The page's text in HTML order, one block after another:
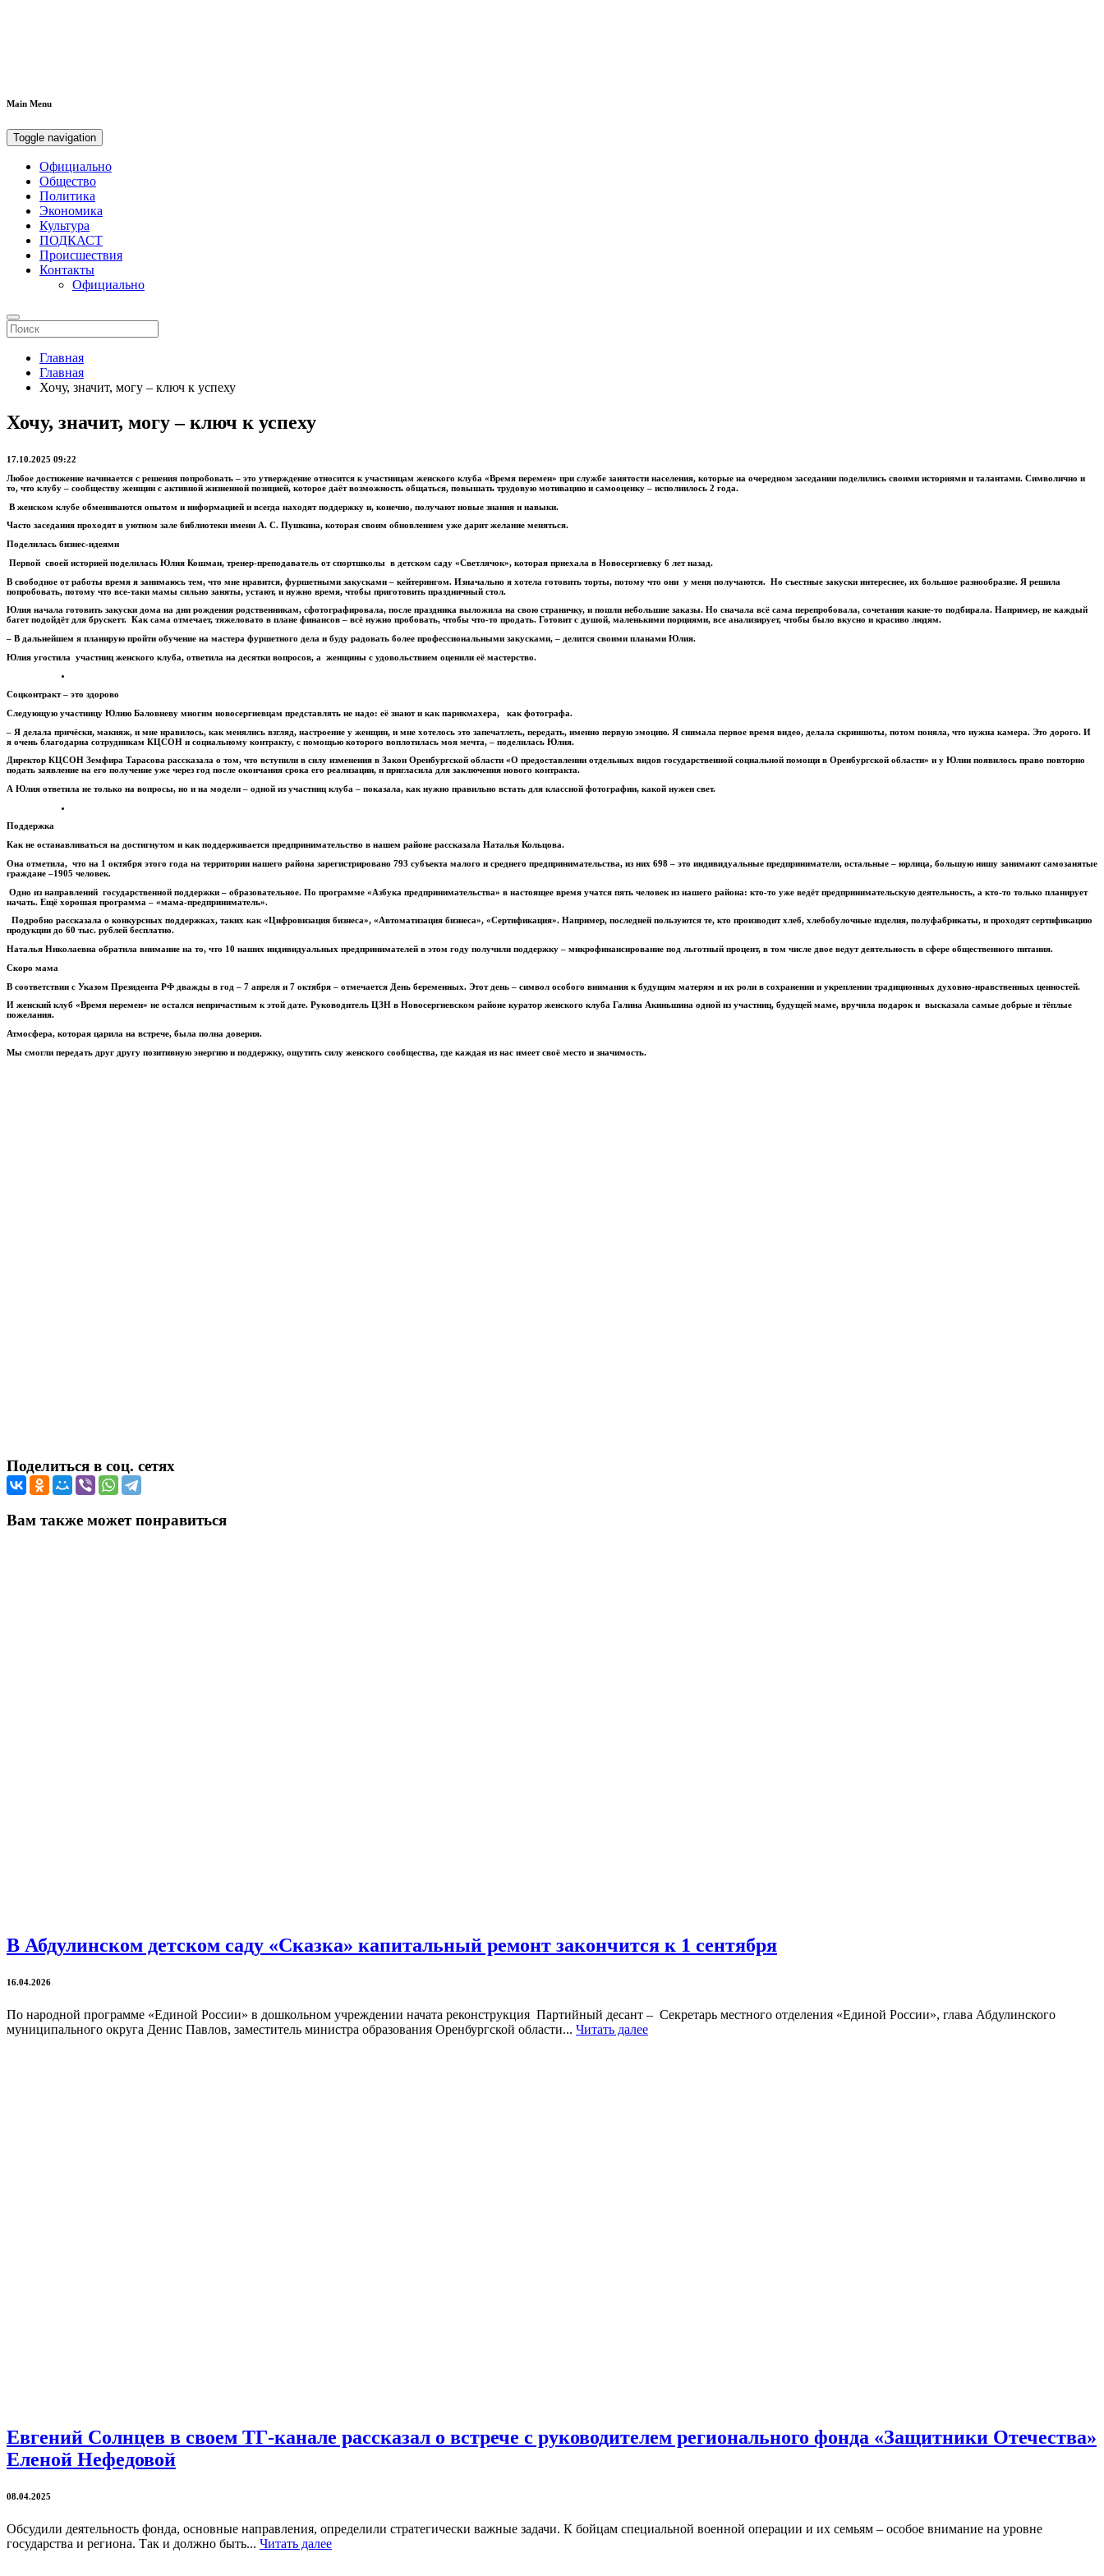
Main Menu
Toggle navigation
Официально
Общество
Политика
Экономика
Культура
ПОДКАСТ
Происшествия
Контакты
Официально
Главная
Главная
Хочу, значит, могу – ключ к успеху
Хочу, значит, могу – ключ к успеху
17.10.2025 09:22
Любое достижение начинается с решения попробовать – это утверждение относится к участницам женского клуба «Время перемен» при службе занятости населения, которые на очередном заседании поделились своими историями и талантами. Символично и
то, что клубу – сообществу женщин с активной жизненной позицией, которое даёт возможность общаться, повышать трудовую мотивацию и самооценку – исполнилось 2 года.
В женском клубе обмениваются опытом и информацией и всегда находят поддержку и, конечно, получают новые знания и навыки.
Часто заседания проходят в уютном зале библиотеки имени А. С. Пушкина, которая своим обновлением уже дарит желание меняться.
Поделилась бизнес-идеями
Первой своей историей поделилась Юлия Кошман, тренер-преподаватель от спортшколы в детском саду «Светлячок», которая приехала в Новосергиевку 6 лет назад.
В свободное от работы время я занимаюсь тем, что мне нравится, фуршетными закусками – кейтерингом. Изначально я хотела готовить торты, потому что они у меня получаются. Но съестные закуски интереснее, их большое разнообразие. Я решила
попробовать, потому что все-таки мамы сильно заняты, устают, и нужно время, чтобы приготовить праздничный стол.
Юлия начала готовить закуски дома на дни рождения родственникам, сфотографировала, после праздника выложила на свою страничку, и пошли небольшие заказы. Но сначала всё сама перепробовала, сочетания какие-то подбирала. Например, не каждый
багет подойдёт для брускетт. Как сама отмечает, тяжеловато в плане финансов – всё нужно пробовать, чтобы что-то продать. Готовит с душой, маленькими порциями, все анализирует, чтобы было вкусно и красиво людям.
– В дальнейшем я планирую пройти обучение на мастера фуршетного дела и буду радовать более профессиональными закусками, – делится своими планами Юлия.
Юлия угостила участниц женского клуба, ответила на десятки вопросов, а женщины с удовольствием оценили её мастерство.
Соцконтракт – это здорово
Следующую участницу Юлию Баловневу многим новосергиевцам представлять не надо: её знают и как парикмахера, как фотографа.
– Я делала причёски, макияж, и мне нравилось, как менялись взгляд, настроение у женщин, и мне хотелось это запечатлеть, передать, именно первую эмоцию. Я снимала первое время видео, делала скриншоты, потом поняла, что нужна камера. Это дорого. И
я очень благодарна сотрудникам КЦСОН и социальному контракту, с помощью которого воплотилась моя мечта, – поделилась Юлия.
Директор КЦСОН Земфира Тарасова рассказала о том, что вступили в силу изменения в Закон Оренбургской области «О предоставлении отдельных видов государственной социальной помощи в Оренбургской области» и у Юлии появилось право повторно
подать заявление на его получение уже через год после окончания срока его реализации, и пригласила для заключения нового контракта.
А Юлия ответила не только на вопросы, но и на модели – одной из участниц клуба – показала, как нужно правильно встать для классной фотографии, какой нужен свет.
Поддержка
Как не останавливаться на достигнутом и как поддерживается предпринимательство в нашем районе рассказала Наталья Кольцова.
Она отметила, что на 1 октября этого года на территории нашего района зарегистрировано 793 субъекта малого и среднего предпринимательства, из них 698 – это индивидуальные предприниматели, остальные – юрлица, большую нишу занимают самозанятые
граждане –1905 человек.
Одно из направлений государственной поддержки – образовательное. По программе «Азбука предпринимательства» в настоящее время учатся пять человек из нашего района: кто-то уже ведёт предпринимательскую деятельность, а кто-то только планирует
начать. Ещё хорошая программа – «мама-предприниматель».
Подробно рассказала о конкурсных поддержках, таких как «Цифровизация бизнеса», «Автоматизация бизнеса», «Сертификация». Например, последней пользуются те, кто производит хлеб, хлебобулочные изделия, полуфабрикаты, и проходят сертификацию
продукции до 60 тыс. рублей бесплатно.
Наталья Николаевна обратила внимание на то, что 10 наших индивидуальных предпринимателей в этом году получили поддержку – микрофинансирование под льготный процент, в том числе двое ведут деятельность в сфере общественного питания.
Скоро мама
В соответствии с Указом Президента РФ дважды в год – 7 апреля и 7 октября – отмечается День беременных. Этот день – символ особого внимания к будущим матерям и их роли в сохранении и укреплении традиционных духовно-нравственных ценностей.
И женский клуб «Время перемен» не остался непричастным к этой дате. Руководитель ЦЗН в Новосергиевском районе куратор женского клуба Галина Акиньшина одной из участниц, будущей маме, вручила подарок и высказала самые добрые и тёплые
пожелания.
Атмосфера, которая царила на встрече, была полна доверия.
Мы смогли передать друг другу позитивную энергию и поддержку, ощутить силу женского сообщества, где каждая из нас имеет своё место и значимость.
Поделиться в соц. сетях
Вам также может понравиться
В Абдулинском детском саду «Сказка» капитальный ремонт закончится к 1 сентября
16.04.2026
По народной программе «Единой России» в дошкольном учреждении начата реконструкция Партийный десант – Секретарь местного отделения «Единой России», глава Абдулинского
муниципального округа Денис Павлов, заместитель министра образования Оренбургской области... Читать далее
Евгений Солнцев в своем ТГ-канале рассказал о встрече с руководителем регионального фонда «Защитники Отечества»
Еленой Нефедовой
08.04.2025
Обсудили деятельность фонда, основные направления, определили стратегически важные задачи. К бойцам специальной военной операции и их семьям – особое внимание на уровне
государства и региона. Так и должно быть... Читать далее